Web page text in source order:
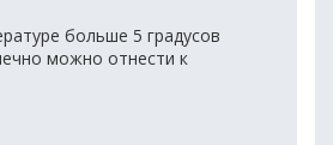
больше 5 градусов
можно отнести к